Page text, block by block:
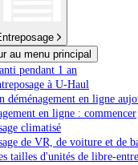
au menu principal
pendant 1 an
à U-Haul
déménagement en ligne
en ligne : commencer
climatisé
de VR, de voiture et de
tailles d'unités de libre-